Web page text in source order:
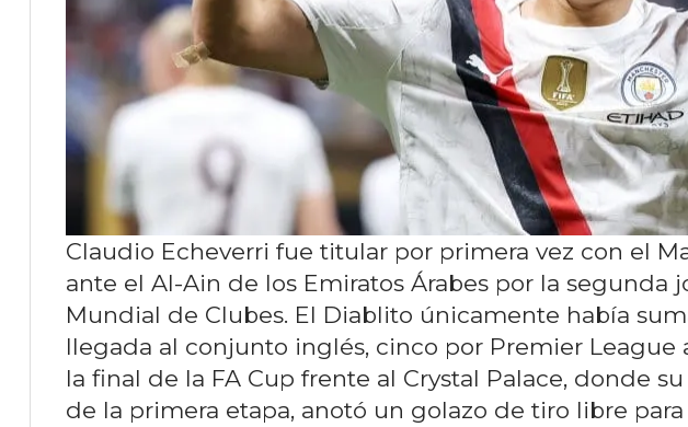
Claudio Echeverri fue titular por primera vez con el
ante el Al-Ain de los Emiratos Árabes por la segunda
Mundial de Clubes. El Diablito únicamente había
llegada al conjunto inglés, cinco por Premier League
la final de la FA Cup frente al Crystal Palace, donde
de la primera etapa, anotó un golazo de tiro libre